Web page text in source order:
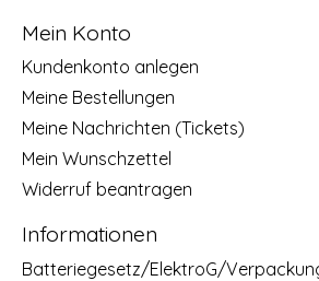
Mein Konto
Kundenkonto anlegen
Meine Bestellungen
Meine Nachrichten (Tickets)
Mein Wunschzettel
Widerruf beantragen
Informationen
Batteriegesetz/ElektroG/